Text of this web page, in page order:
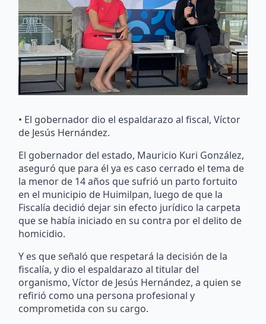
• El gobernador dio el espaldarazo al fiscal, Víctor
de Jesús Hernández.
El gobernador del estado, Mauricio Kuri González,
aseguró que para él ya es caso cerrado el tema de
la menor de 14 años que sufrió un parto fortuito
en el municipio de Huimilpan, luego de que la
Fiscalía decidió dejar sin efecto jurídico la carpeta
que se había iniciado en su contra por el delito de
homicidio.
Y es que señaló que respetará la decisión de la
fiscalía, y dio el espaldarazo al titular del
organismo, Víctor de Jesús Hernández, a quien se
refirió como una persona profesional y
comprometida con su cargo.